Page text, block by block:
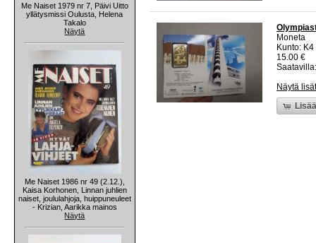
Me Naiset 1979 nr 7, Päivi Uitto
yllätysmissi Oulusta, Helena
Takalo
Näytä
Me Naiset 1986 nr 49 (2.12.),
Kaisa Korhonen, Linnan juhlien
naiset, joululahjoja, huippuneuleet
- Krizian, Aarikka mainos
Näytä
Moneta
Kunto:
15.00 €
Näytä